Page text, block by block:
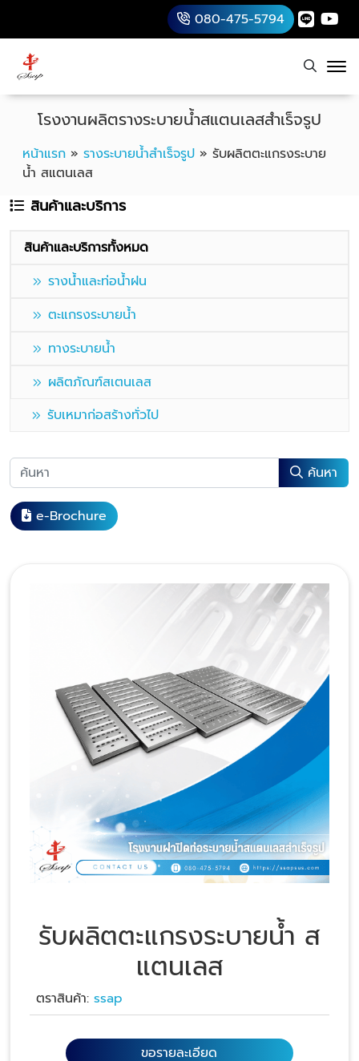
080-475-5794
หน้าแรก » รางระบายน้ำสำเร็จรูป » รับผลิตตะแกรงระบาย
น้ำ สแตนเลส
โรงงานผลิตรางระบายน้ำสแตนเลสสำเร็จรูป
สินค้าและบริการ
สินค้าและบริการทั้งหมด
รางน้ำและท่อน้ำฝน
ตะแกรงระบายน้ำ
ทางระบายน้ำ
ผลิตภัณฑ์สเตนเลส
รับเหมาก่อสร้างทั่วไป
ค้นหา
e-Brochure
รับผลิตตะแกรงระบายน้ำ ส
แตนเลส
ตราสินค้า: ssap
ขอรายละเอียด